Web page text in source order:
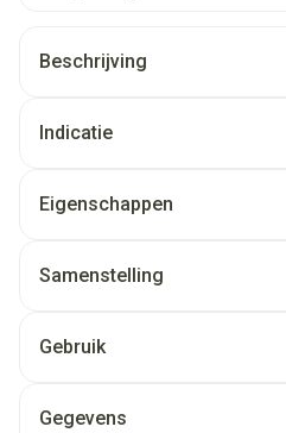
Beschrijving
Indicatie
Eigenschappen
Samenstelling
Gebruik
Gegevens